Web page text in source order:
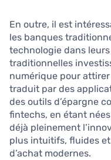
En outre, il est
les banques
technologie dans
traditionnelles
numérique pour
traduit par des
des outils d’épargne
fintechs, en étant
déjà pleinement
plus intuitifs, fluides
d’achat modernes.